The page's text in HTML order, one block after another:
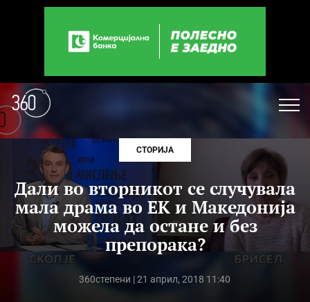
СТОРИЈА
Дали во вторникот се случувала
мала драма во ЕК и Македонија
можела да остане и без
препорака?
360степени | 21 април, 2018 11:40